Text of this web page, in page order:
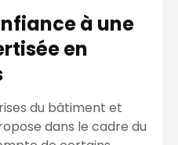
à une
en
du bâtiment et
dans le cadre du